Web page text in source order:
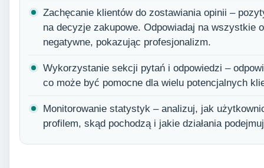
Zachęcanie klientów do zostawiania opinii –
na decyzje zakupowe. Odpowiadaj na wszystkie
negatywne, pokazując profesjonalizm.
Wykorzystanie sekcji pytań i odpowiedzi –
co może być pomocne dla wielu potencjalnych
Monitorowanie statystyk – analizuj, jak
profilem, skąd pochodzą i jakie działania